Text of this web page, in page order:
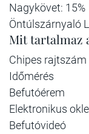
Nagykövet: 15%
Öntúlszárnyaló
Mit tartalmaz
Chipes rajtszám
Időmérés
Befutóérem
Elektronikus
Befutóvideó